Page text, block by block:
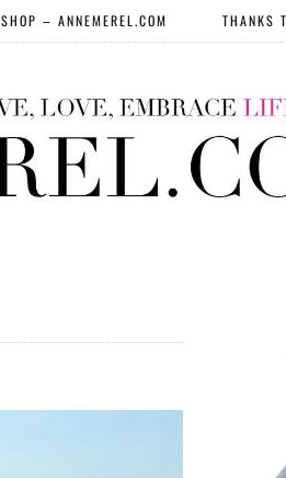
SHOP – ANNEMEREL.COM THANKS